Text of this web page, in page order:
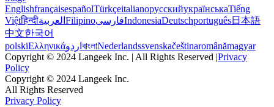
EnglishfrançaisespañolTürkçeitalianoрусскийукраїнськаTiếng
Việtहिन्दीالعربية FilipinoفارسیIndonesiaDeutschportuguês日本語
中文한국어
polskiΕλληνικάاردو বাংলাNederlandssvenskačeštinaromânămagyar
Copyright © 2024 Langeek Inc. | All Rights Reserved |Privacy
Policy
Copyright © 2024 Langeek Inc.
All Rights Reserved
Privacy Policy